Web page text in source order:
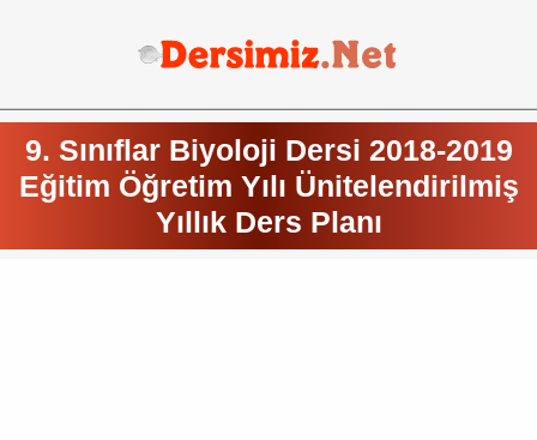
9. Sınıflar Biyoloji Dersi 2018-2019
Eğitim Öğretim Yılı Ünitelendirilmiş
Yıllık Ders Planı